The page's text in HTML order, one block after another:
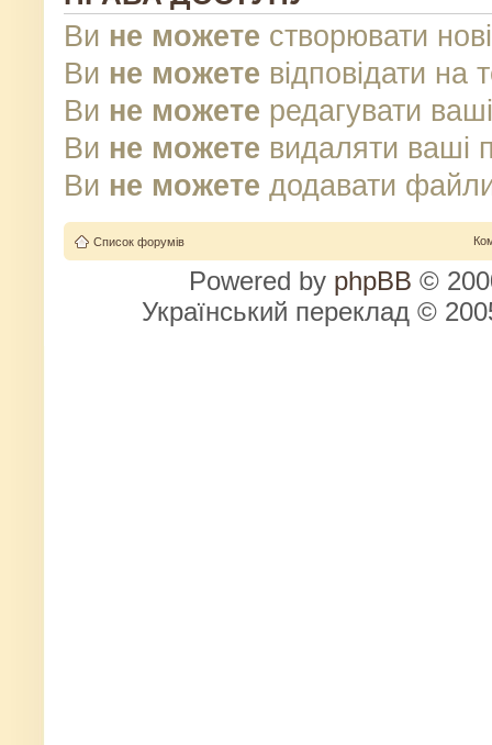
Ви не можете створювати
Ви не можете відповідати
Ви не можете редагувати
Ви не можете видаляти ваші
Ви не можете додавати
Список форумів
Powered by phpBB ©
Український переклад ©